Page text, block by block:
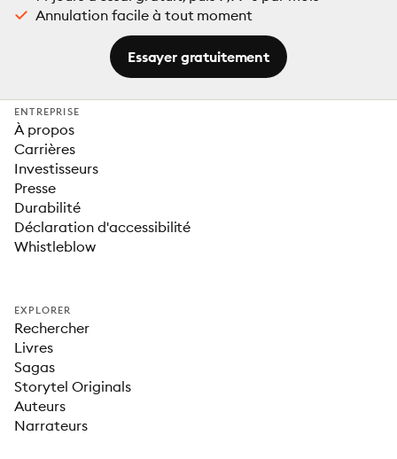
Annulation facile à tout moment
Essayer gratuitement
ENTREPRISE
À propos
Carrières
Investisseurs
Presse
Durabilité
Déclaration d'accessibilité
Whistleblow
EXPLORER
Rechercher
Livres
Sagas
Storytel Originals
Auteurs
Narrateurs